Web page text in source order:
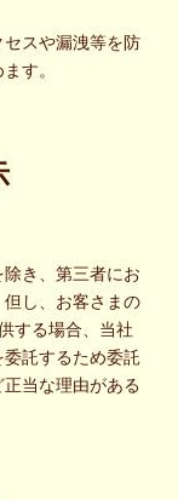
スや漏洩等を防
す。
き、第三者にお
し、お客さまの
する場合、当社
託するため委託
当な理由がある